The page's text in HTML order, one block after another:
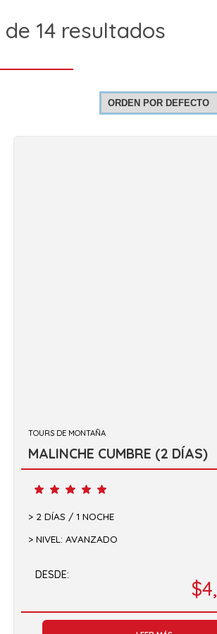
14 resultados
TOURS DE MONTAÑA
MALINCHE CUMBRE (2 DÍAS)
2 DÍAS / 1 NOCHE
NIVEL: AVANZADO
DESDE:
$